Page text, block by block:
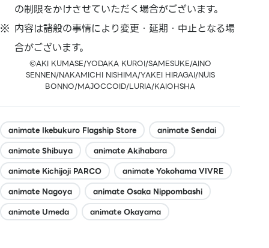
の制限をかけさせていただく場合がございます。
内容は諸般の事情により変更・延期・中止となる場
合がございます。
©AKI KUMASE/YODAKA KUROI/SAMESUKE/AINO
SENNEN/NAKAMICHI NISHIMA/YAKEI HIRAGAI/NUIS
BONNO/MAJOCCOID/LURIA/KAIOHSHA
animate Ikebukuro Flagship Store
animate Sendai
animate Shibuya
animate Akihabara
animate Kichijoji PARCO
animate Yokohama VIVRE
animate Nagoya
animate Osaka Nippombashi
animate Umeda
animate Okayama